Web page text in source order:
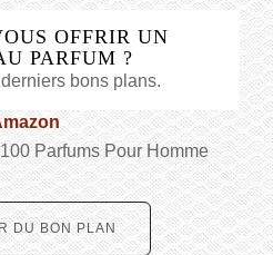
OFFRIR UN
PARFUM ?
bons plans.
Parfums Pour Homme
DU BON PLAN